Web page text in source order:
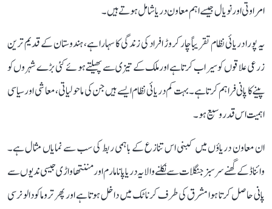
امراوتی اور نویال جیسے اہم معاون دریا شامل ہوتے ہیں۔
یہ پورا دریائی نظام تقریباً چار کروڑ افراد کی زندگی کا سہارا ہے، ہندوستان کے قدیم ترین
زرعی علاقوں کو سیراب کرتا ہے اور ملک کے تیزی سے پھیلتے ہوئے کئی بڑے شہروں کو
پینے کا پانی فراہم کرتا ہے۔ بہت کم دریائی نظام ایسے ہیں جن کی ماحولیاتی، معاشی اور سیاسی
اہمیت اس قدر وسیع ہو۔
ان معاون دریاؤں میں کبنی اس تنازع کے باہمی ربط کی سب سے نمایاں مثال ہے۔
وائناڈ کے گھنے سرسبز جنگلات سے نکلنے والا یہ دریا پانامارم اور مننتھاواڑی جیسی ندیوں سے
پانی حاصل کرتا ہوا مشرق کی طرف کرناٹک میں داخل ہوتا ہے اور پھر تروماکودالو نرسی